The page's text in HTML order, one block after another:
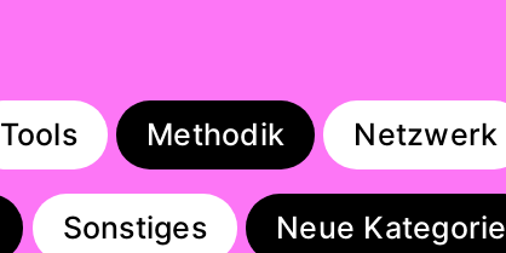
Tools Methodik Netzwerk
Sonstiges Neue Kategorie